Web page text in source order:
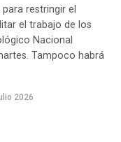
Science
de la División
Astronómica
clara del
anteriormente.
mayoría de
restringir el
el trabajo de los
Nacional
Tampoco habrá
2026